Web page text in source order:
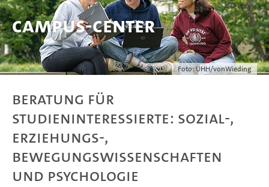
Foto: UHH/vonWieding
Campus-Center
Beratung für
Studieninteressierte: Sozial-,
Erziehungs-,
Bewegungswissenschaften
und Psychologie